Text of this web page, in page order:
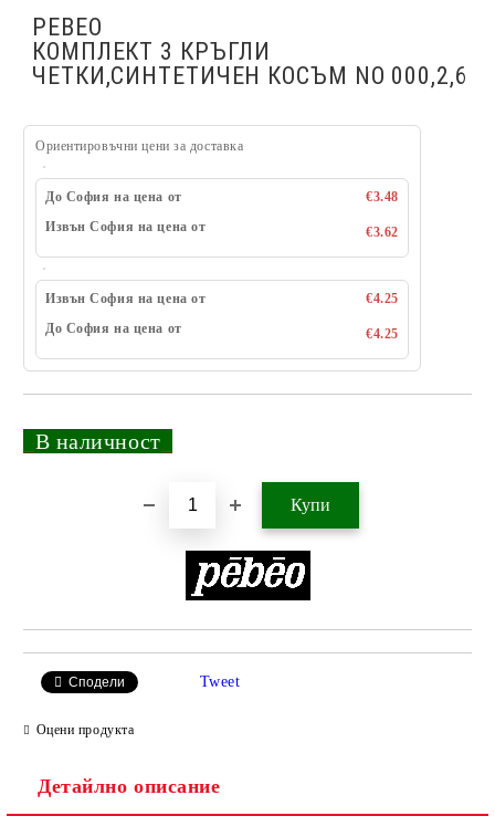
PEBEO
КОМПЛЕКТ 3 КРЪГЛИ
ЧЕТКИ,СИНТЕТИЧЕН КОСЪМ NO 000,2,6
Ориентировъчни цени за доставка
До София на цена от
€3.48
Извън София на цена от
€3.62
Извън София на цена от
€4.25
До София на цена от
€4.25
В наличност
Сподели Tweet
Оцени продукта
Детайлно описание